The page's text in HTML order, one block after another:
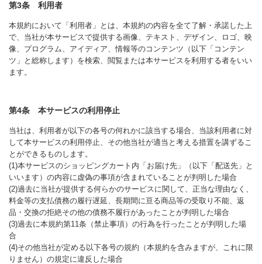
第3条 利用者
本規約において「利用者」とは、本規約の内容を全て了解・承諾した上
で、当社が本サービスで提供する画像、テキスト、デザイン、ロゴ、映
像、プログラム、アイディア、情報等のコンテンツ（以下「コンテン
ツ」と総称します）を検索、閲覧または本サービスを利用する者をいい
ます。
第4条 本サービスの利用停止
当社は、利用者が以下の各号の何れかに該当する場合、当該利用者に対
して本サービスの利用停止、その他当社が適当と考える措置を講ずるこ
とができるものします。
(1)本サービスのショッピングカート内「お届け先」（以下「配送先」と
いいます）の内容に虚偽の事項が含まれていることが判明した場合
(2)過去に当社が提供する何らかのサービスに関して、正当な理由なく、
料金等の支払債務の履行遅延、長期間に亘る商品等の受取り不能、返
品・交換の拒絶その他の債務不履行があったことが判明した場合
(3)過去に本規約第11条（禁止事項）の行為を行ったことが判明した場
合
(4)その他当社が定める以下各号の規約（本規約を含みますが、これに限
りません）の規定に違反した場合